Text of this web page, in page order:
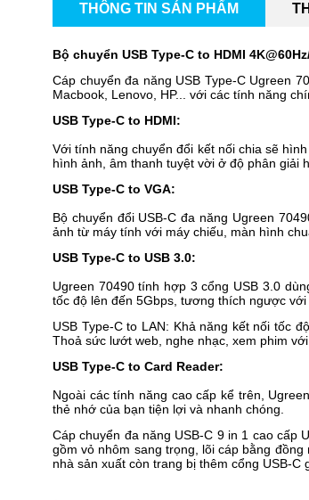
THÔNG TIN SẢN PHẨM
Bộ chuyển USB Type-C to HDMI
Cáp chuyển đa năng USB Type-C Ugreen
Macbook, Lenovo, HP... với các tính năng
USB Type-C to HDMI:
Với tính năng chuyển đổi kết nối chia sẽ
hình ảnh, âm thanh tuyệt vời ở độ phân giải
USB Type-C to VGA:
Bộ chuyển đổi USB-C đa năng Ugreen
ảnh từ máy tính với máy chiếu, màn hình
USB Type-C to USB 3.0:
Ugreen 70490 tính hợp 3 cổng USB 3.0
tốc độ lên đến 5Gbps, tương thích ngược với
USB Type-C to LAN: Khả năng kết nối tốc
Thoả sức lướt web, nghe nhạc, xem phim
USB Type-C to Card Reader:
Ngoài các tính năng cao cấp kể trên,
thẻ nhớ của bạn tiện lợi và nhanh chóng.
Cáp chuyển đa năng USB-C 9 in 1 cao cấp
gồm vỏ nhôm sang trọng, lõi cáp bằng
nhà sản xuất còn trang bị thêm cổng USB-